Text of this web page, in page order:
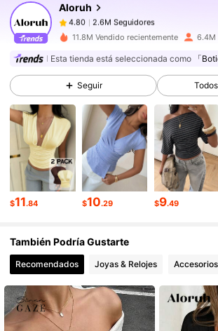
Aloruh
4.80
2.6M Seguidores
a***3pagóHace 5 horas
4.80 2.6M Seguidores
4.80 2.6M Seguidores
4.80 2.6M Seguidores
4.80 2.6M Seguidores
4.80 2.6M Seguidores
4.80 2.6M Seguidores
11.8M Vendido recientemente 6.4M
Esta tienda está seleccionada como 「
Seguir
$11.84 $10.29 $9.49
También Podría Gustarte
Recomendados Joyas & Relojes